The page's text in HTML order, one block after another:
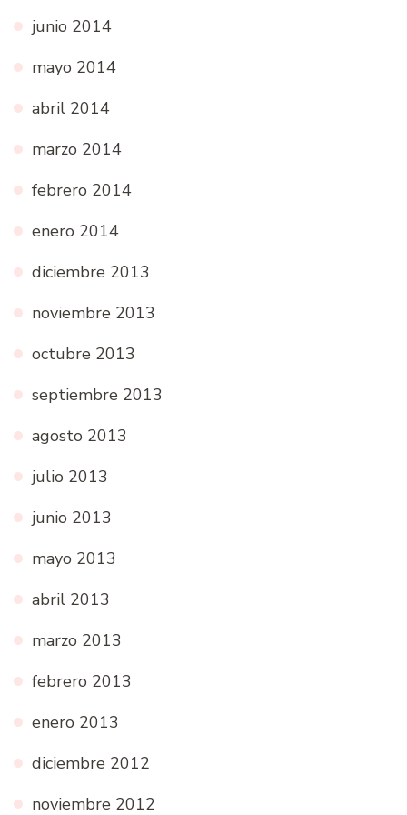
junio 2014
mayo 2014
abril 2014
marzo 2014
febrero 2014
enero 2014
diciembre 2013
noviembre 2013
octubre 2013
septiembre 2013
agosto 2013
julio 2013
junio 2013
mayo 2013
abril 2013
marzo 2013
febrero 2013
enero 2013
diciembre 2012
noviembre 2012